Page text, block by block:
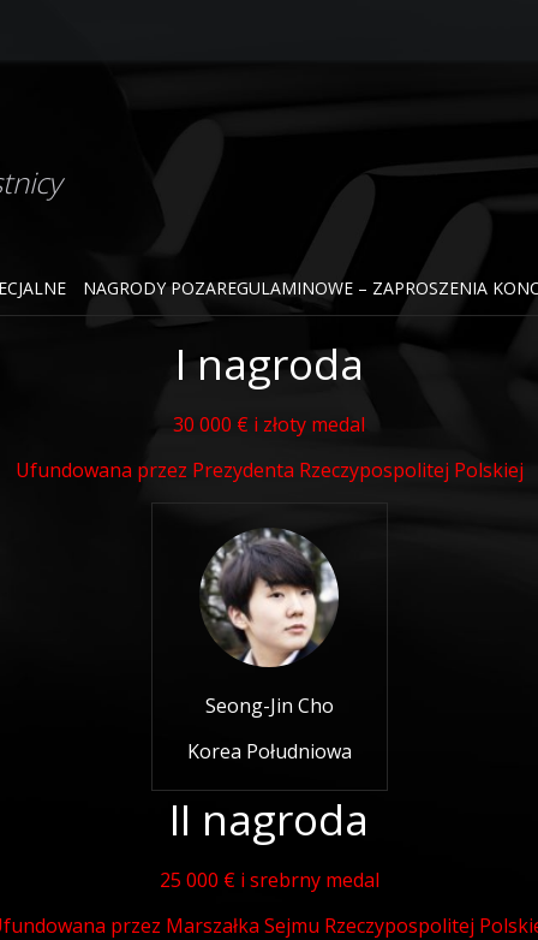
NAGRODY POZAREGULAMINOWE – ZAPROSZENIA
I nagroda
30 000 € i złoty medal
Ufundowana przez Prezydenta Rzeczypospolitej Polskiej
Seong-Jin Cho
Korea Południowa
II nagroda
25 000 € i srebrny medal
przez Marszałka Sejmu Rzeczypospolitej